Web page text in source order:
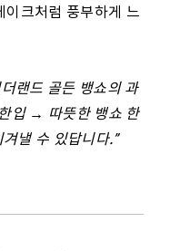
이크처럼 풍부하게 느
랜드 골든 뱅쇼의 과
입 → 따뜻한 뱅쇼 한
낼 수 있답니다.”